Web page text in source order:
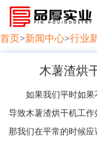
首页>新闻中心>行业
木薯渣烘
如果我们平时如果
导致木薯渣烘干机工作
那我们在平常的时候